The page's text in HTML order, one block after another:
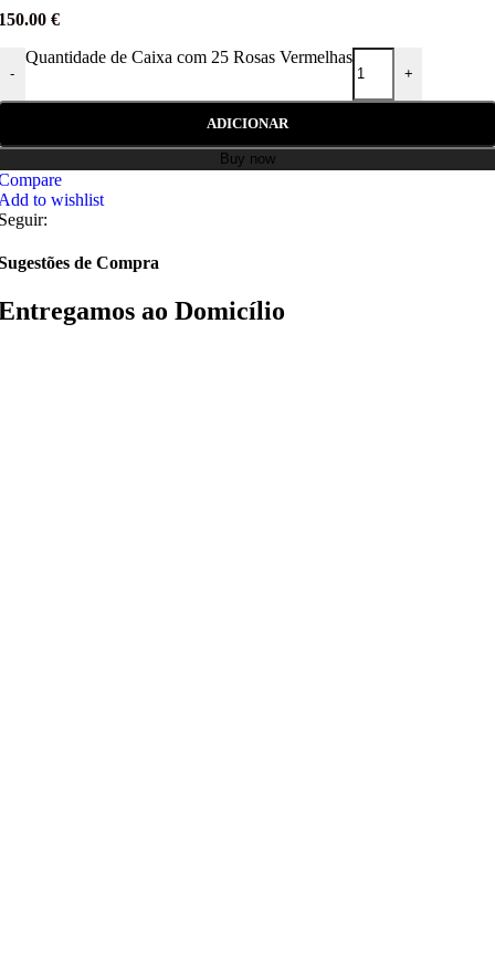
€
-
Quantidade de Caixa com 25 Rosas Vermelhas
+
ADICIONAR
Buy now
to wishlist
de Compra
ao Domicílio